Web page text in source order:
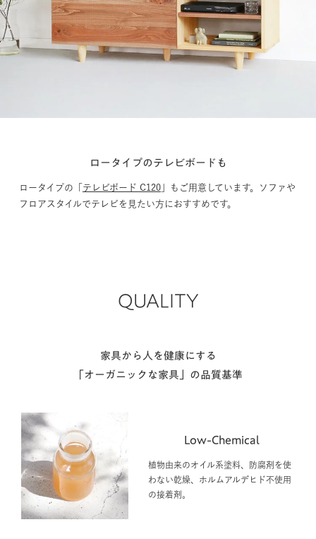
ロータイプのテレビボードも
ロータイプの「テレビボード C120」もご用意しています。ソファや
フロアスタイルでテレビを見たい方におすすめです。
QUALITY
家具から人を健康にする
「オーガニックな家具」の品質基準
Low-Chemical
植物由来のオイル系塗料、防腐剤を使
わない乾燥、ホルムアルデヒド不使用
の接着剤。